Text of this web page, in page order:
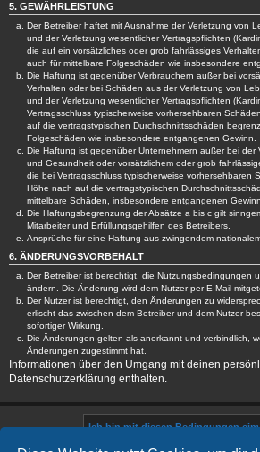
5. GEWÄHRLEISTUNG
Der Betreiber haftet mit Ausnahme der Verletzung von
und der Verletzung wesentlicher Vertragspflichten
die auf ein vorsätzliches oder grob fahrlässiges
auch für mittelbare Folgeschäden wie insbesondere
Die Haftung ist gegenüber Verbrauchern außer bei
Verhalten oder bei Schäden aus der Verletzung von
und der Verletzung wesentlicher Vertragspflichten
Vertragsschluss typischerweise vorhersehbaren
auf die vertragstypischen Durchschnittsschäden
Folgeschäden wie insbesondere entgangenen Gewinn.
Die Haftung ist gegenüber Unternehmern außer bei der
und Gesundheit oder vorsätzlichem oder grob
die bei Vertragsschluss typischerweise vorhersehbaren
Höhe nach auf die vertragstypischen
mittelbare Schäden, insbesondere entgangenen
Die Haftungsbegrenzung der Absätze a bis c gilt
Mitarbeiter und Erfüllungsgehilfen des Betreibers.
Ansprüche für eine Haftung aus zwingendem
6. ÄNDERUNGSVORBEHALT
Der Betreiber ist berechtigt, die Nutzungsbedingungen
ändern. Die Änderung wird dem Nutzer per E-Mail
Der Nutzer ist berechtigt, den Änderungen zu
erlischt das zwischen dem Betreiber und dem Nutzer
sofortiger Wirkung.
Die Änderungen gelten als anerkannt und verbindlich,
Änderungen zugestimmt hat.
Informationen über den Umgang mit deinen
Datenschutzerklärung enthalten.